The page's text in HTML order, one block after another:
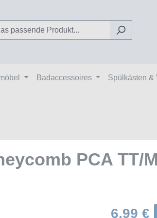
Badaccessoires Spülkästen &
PCA TT/
6,99 €